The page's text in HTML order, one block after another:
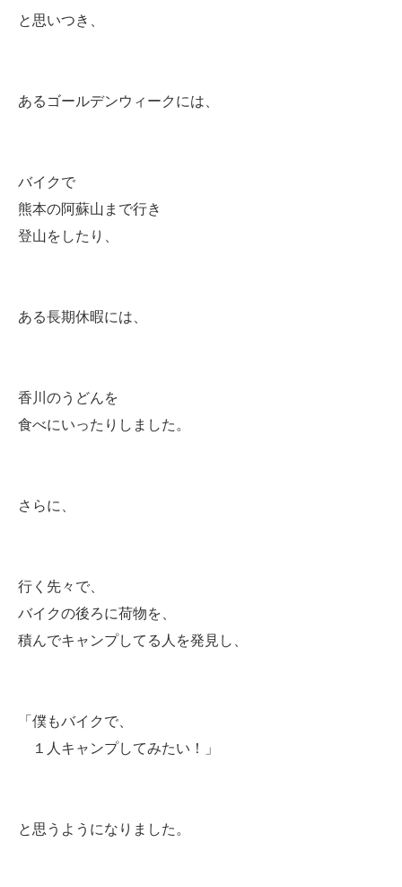
と思いつき、
あるゴールデンウィークには、
バイクで
熊本の阿蘇山まで行き
登山をしたり、
ある長期休暇には、
香川のうどんを
食べにいったりしました。
さらに、
行く先々で、
バイクの後ろに荷物を、
積んでキャンプしてる人を発見し、
「僕もバイクで、
１人キャンプしてみたい！」
と思うようになりました。